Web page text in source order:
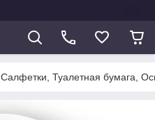
Салфетки, Туалетная бумага,